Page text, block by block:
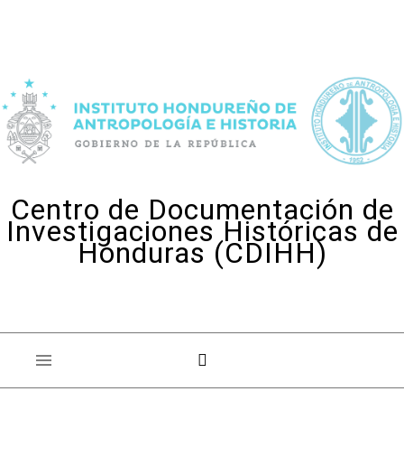
Centro de Documentación de
Investigaciones Históricas de
Honduras (CDIHH)